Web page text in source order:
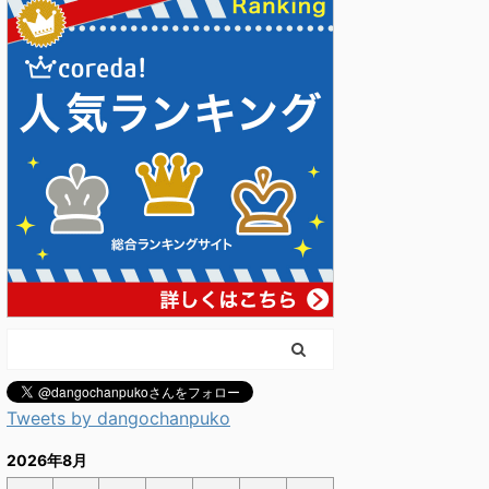
Tweets by dangochanpuko
2026年8月